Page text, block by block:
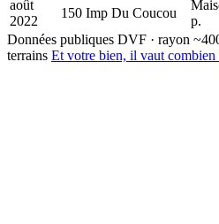
août
2022
150 Imp Du Coucou
p.
Données publiques DVF · rayon
terrains Et votre bien, il vaut combien